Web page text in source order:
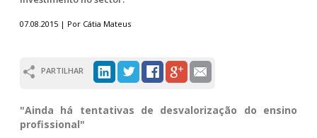
07.08.2015 | Por Cátia Mateus
PARTILHAR
"Ainda há tentativas de desvalorização do ensino
profissional"